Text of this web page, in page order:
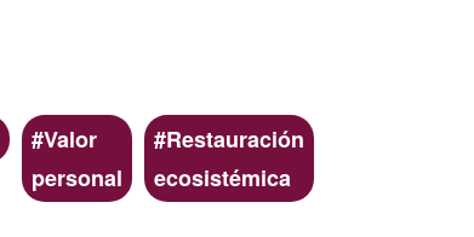
Valor
personal
Restauración
ecosistémica